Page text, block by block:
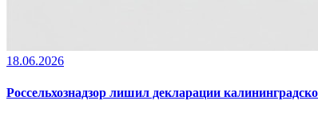
18.06.2026
Россельхознадзор лишил декларации